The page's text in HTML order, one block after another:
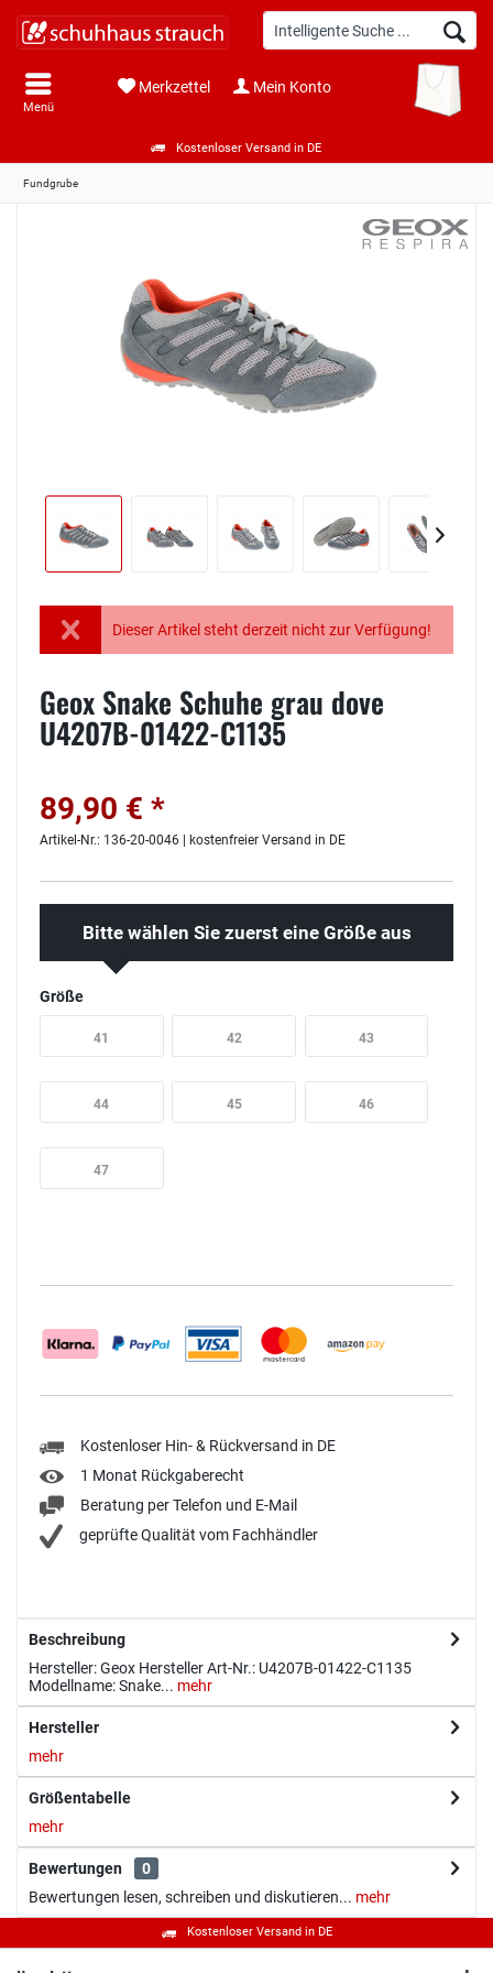
Kostenloser Versand in DE
Menü
Merkzettel Mein Konto
Fundgrube
Dieser Artikel steht derzeit nicht zur Verfügung!
Geox Snake Schuhe grau dove
U4207B-01422-C1135
89,90 € *
Artikel-Nr.: 136-20-0046 | kostenfreier Versand in DE
Bitte wählen Sie zuerst eine Größe aus
Größe
41 42 43
44 45 46
47
Kostenloser Hin- & Rückversand in DE
1 Monat Rückgaberecht
Beratung per Telefon und E-Mail
geprüfte Qualität vom Fachhändler
Beschreibung
Hersteller: Geox Hersteller Art-Nr.: U4207B-01422-C1135
Modellname: Snake... mehr
Hersteller
mehr
Größentabelle
mehr
Bewertungen
0
Bewertungen lesen, schreiben und diskutieren... mehr
Kostenloser Versand in DE